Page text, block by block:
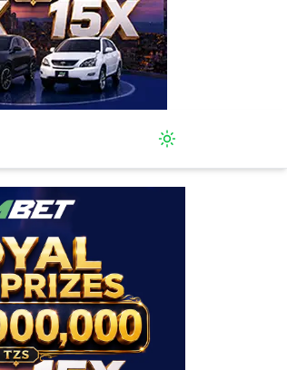
Toggle theme